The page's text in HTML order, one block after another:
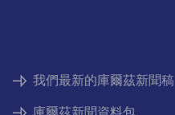
我們最新的庫爾茲新聞稿